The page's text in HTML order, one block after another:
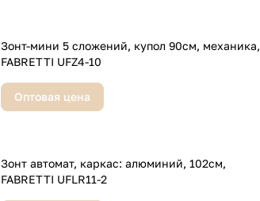
Зонт-мини 5 сложений, купол 90см, механика,
FABRETTI UFZ4-10
Оптовая цена
Зонт автомат, каркас: алюминий, 102см,
FABRETTI UFLR11-2